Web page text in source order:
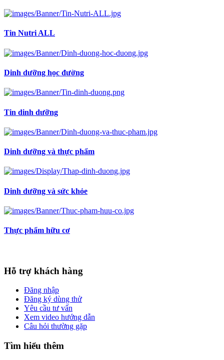
Tin Nutri ALL
Dinh dưỡng học đường
Tin dinh dưỡng
Dinh dưỡng và thực phẩm
Dinh dưỡng và sức khỏe
Thực phẩm hữu cơ
Hỗ trợ khách hàng
Đăng nhập
Đăng ký dùng thử
Yêu cầu tư vấn
Xem video hướng dẫn
Câu hỏi thường gặp
Tìm hiểu thêm